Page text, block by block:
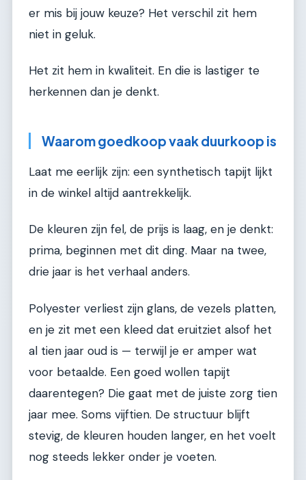
er mis bij jouw keuze? Het verschil zit hem
niet in geluk.
Het zit hem in kwaliteit. En die is lastiger te
herkennen dan je denkt.
Waarom goedkoop vaak duurkoop is
Laat me eerlijk zijn: een synthetisch tapijt lijkt
in de winkel altijd aantrekkelijk.
De kleuren zijn fel, de prijs is laag, en je denkt:
prima, beginnen met dit ding. Maar na twee,
drie jaar is het verhaal anders.
Polyester verliest zijn glans, de vezels platten,
en je zit met een kleed dat eruitziet alsof het
al tien jaar oud is — terwijl je er amper wat
voor betaalde. Een goed wollen tapijt
daarentegen? Die gaat met de juiste zorg tien
jaar mee. Soms vijftien. De structuur blijft
stevig, de kleuren houden langer, en het voelt
nog steeds lekker onder je voeten.